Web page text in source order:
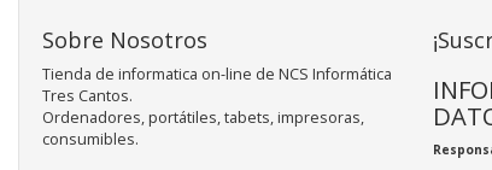
Sobre Nosotros
Tienda de informatica on-line de NCS Informática
Tres Cantos.
Ordenadores, portátiles, tabets, impresoras,
consumibles.